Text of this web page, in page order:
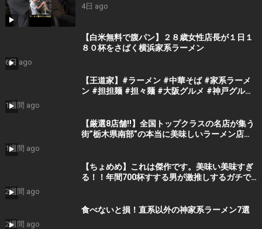
4日 ago
【白米無料で腹パン】２８歳女性店長が１日１
８０杯をさばく横浜家系ラーメン
6日 ago
【王道家】#ラーメン #中華そば #家系ラーメ
ン #担担麺 #担々麺 #大阪グルメ #神戸グルメ
1週間 ago
【厳選8店舗!!】全国トップクラスの名店が集う
街”栃木県南部”の本当に美味しいラーメン店を
1週間 ago
【ちょめめ】これは傑作です。美味い美味すぎ
る！！年間700杯すする男が激推しするガチで
2週間 ago
食べないと損！直系以外の神家系ラーメン7選
2週間 ago